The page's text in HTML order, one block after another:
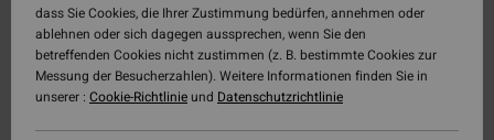
dass Sie Cookies, die Ihrer Zustimmung bedürfen, annehmen oder
ablehnen oder sich dagegen aussprechen, wenn Sie den
betreffenden Cookies nicht zustimmen (z. B. bestimmte Cookies zur
Messung der Besucherzahlen). Weitere Informationen finden Sie in
unserer : Cookie-Richtlinieund Datenschutzrichtlinie